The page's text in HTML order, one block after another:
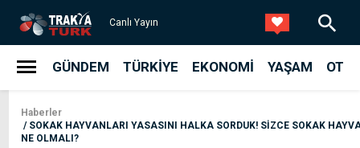
Canlı Yayın
GÜNDEM TÜRKIYE EKONOMI YAŞAM
Haberler
SOKAK HAYVANLARI YASASINI HALKA SORDUK! SİZCE SOKAK
NE OLMALI?